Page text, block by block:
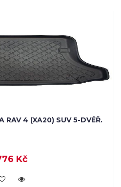
RAV 4 (XA20) SUV 5-DVÉŘ.
Kč